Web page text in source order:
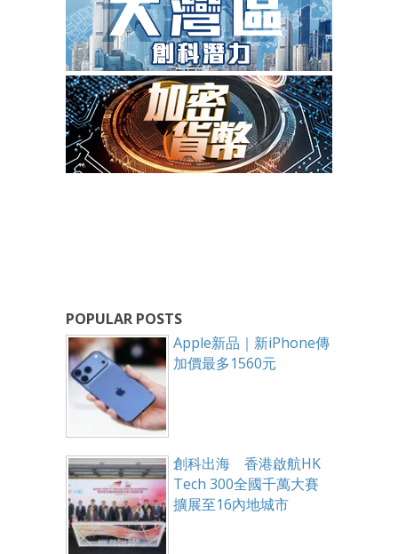
POPULAR POSTS
Apple新品｜新iPhone傳
加價最多1560元
創科出海 香港啟航HK
Tech 300全國千萬大賽
擴展至16內地城市